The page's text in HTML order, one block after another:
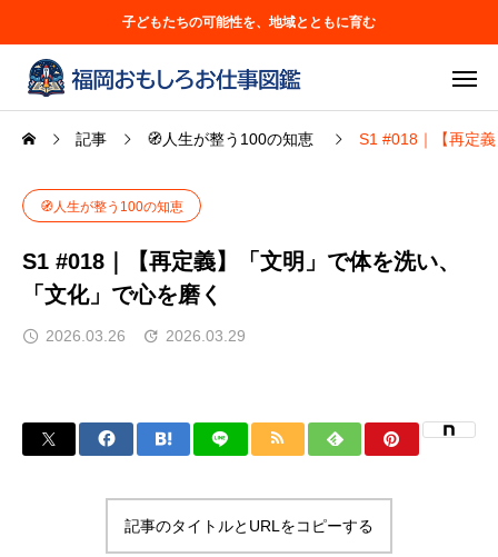
子どもたちの可能性を、地域とともに育む
記事 🧭人生が整う100の知恵 S1 #018｜【再定
🧭人生が整う100の知恵
S1 #018｜【再定義】「文明」で体を洗い、
「文化」で心を磨く
2026.03.26 2026.03.29
記事のタイトルとURLをコピーする